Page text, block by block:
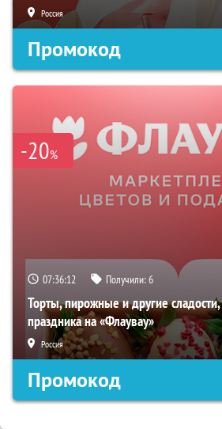
Россия
Промокод
-20%
07:36:11 Получили:6
Торты, пирожные и другие
праздника на «Флаувау»
Россия
Промокод